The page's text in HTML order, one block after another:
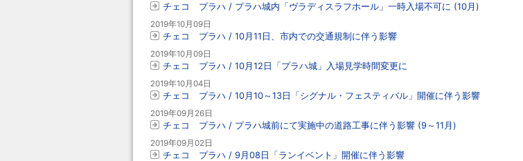
チェコ プラハ / プラハ城内「ヴラディスラフホール」一時入場不可に (10月)
2019年10月09日
チェコ プラハ / 10月11日、市内での交通規制に伴う影響
2019年10月09日
チェコ プラハ / 10月12日「プラハ城」入場見学時間変更に
2019年10月04日
チェコ プラハ / 10月10～13日「シグナル・フェスティバル」開催に伴う影響
2019年09月26日
チェコ プラハ / プラハ城前にて実施中の道路工事に伴う影響 (9～11月)
2019年09月02日
チェコ プラハ / 9月08日「ランイベント」開催に伴う影響